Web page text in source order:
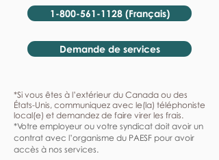
1-800-561-1128 (Français)
Demande de services
*Si vous êtes à l’extérieur du Canada ou des
États-Unis, communiquez avec le(la) téléphoniste
local(e) et demandez de faire virer les frais.
*Votre employeur ou votre syndicat doit avoir un
contrat avec l’organisme du PAESF pour avoir
accès à nos services.